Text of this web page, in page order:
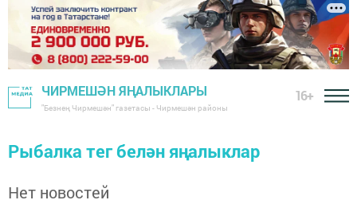
ЧИРМЕШӘН ЯҢАЛЫКЛАРЫ
"Безнең Чирмешән" газетасы - Чирмешән районы
16+
Рыбалка тег белән яңалыклар
Нет новостей